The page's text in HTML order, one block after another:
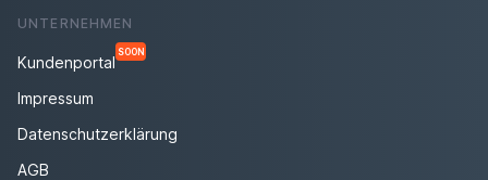
UNTERNEHMEN
Kundenportal
SOON
Impressum
Datenschutzerklärung
AGB